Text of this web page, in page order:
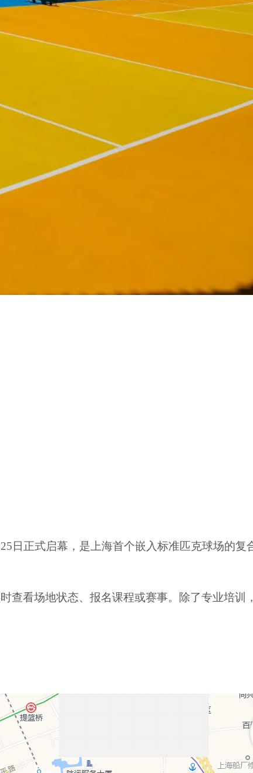
25日正式启幕，是上海首个嵌入标准匹克球场的复
查看场地状态、报名课程或赛事。除了专业培训